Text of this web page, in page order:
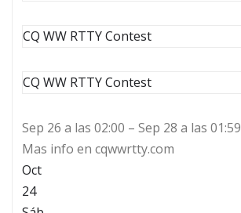
CQ WW RTTY Contest
CQ WW RTTY Contest
Sep 26 a las 02:00 – Sep 28 a las 01:59
Mas info en cqwwrtty.com
Oct
24